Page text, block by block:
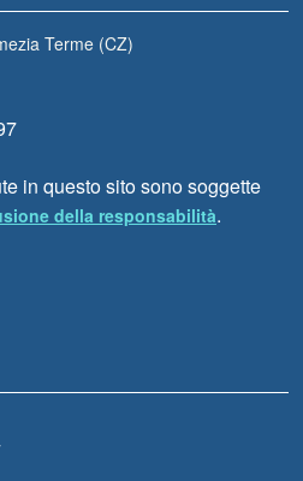
Terme (CZ)
in questo sito sono soggette
della responsabilità.